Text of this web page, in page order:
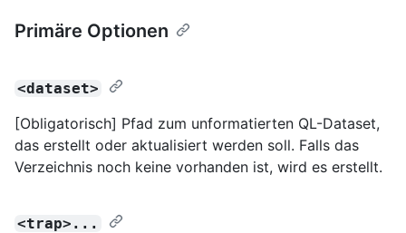
Primäre Optionen
<dataset>
[Obligatorisch] Pfad zum unformatierten QL-Dataset,
das erstellt oder aktualisiert werden soll. Falls das
Verzeichnis noch keine vorhanden ist, wird es erstellt.
<trap>...